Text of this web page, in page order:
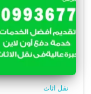
نقل اثاث